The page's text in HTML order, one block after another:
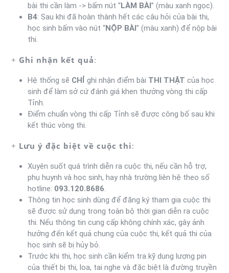
bài thi cần làm -> bấm nút “LÀM BÀI” (màu xanh ngọc).
B4: Sau khi đã hoàn thành hết các câu hỏi của bài thi,
học sinh bấm vào nút “NỘP BÀI” (màu xanh) để nộp bài
thi.
+ Ghi nhận kết quả:
Hệ thống sẽ CHỈ ghi nhận điểm bài THI THẬT của học
sinh để làm sở cứ đánh giá khen thưởng vòng thi cấp
Tỉnh.
Điểm chuẩn vòng thi cấp Tỉnh sẽ được công bố sau khi
kết thúc vòng thi.
+ Lưu ý đặc biệt về cuộc thi:
Xuyên suốt quá trình diễn ra cuộc thi, nếu cần hỗ trợ,
phụ huynh và học sinh, hay nhà trường liên hệ theo số
hotline: 093.120.8686.
Thông tin học sinh dùng để đăng ký tham gia cuộc thi
sẽ được sử dụng trong toàn bộ thời gian diễn ra cuộc
thi. Nếu thông tin cung cấp không chính xác, gây ảnh
hưởng đến kết quả chung của cuộc thi, kết quả thi của
học sinh sẽ bị hủy bỏ.
Trước khi thi, học sinh cần kiểm tra kỹ dung lượng pin
của thiết bị thi, loa, tai nghe và đặc biệt là đường truyền